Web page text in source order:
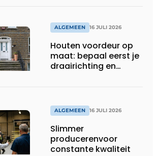
ALGEMEEN 16 JULI 2026
Houten voordeur op
maat: bepaal eerst je
draairichting en
ALGEMEEN 16 JULI 2026
Slimmer
producerenvoor
constante kwaliteit